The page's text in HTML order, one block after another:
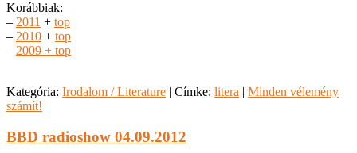
Korábbiak:
– 2011 + top
– 2010 + top
– 2009 + top
Kategória: Irodalom / Literature | Címke: litera | Minden vélemény
számít!
BBD radioshow 04.09.2012